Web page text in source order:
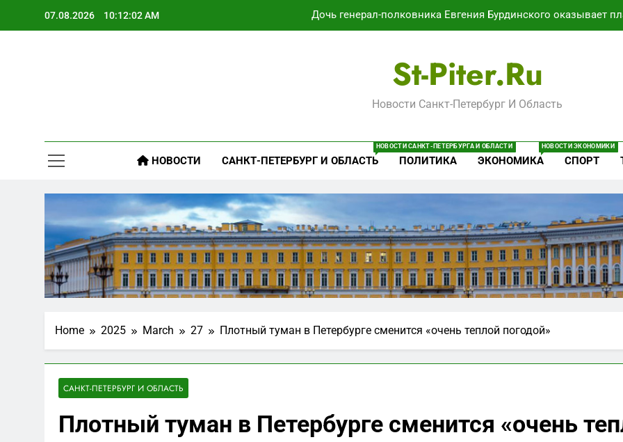
07.08.2026 10:12:03 AM
Дочь генерал-полковника Евгения Бурдинского оказывает
Путёвки есть – мест нет:
Минпромторг потребовал данные о складах с военной
В Воронеже участников СВО берут на
Путёвки есть – мест нет:
St-Piter.ru
Новости Санкт-Петербург И Область
НОВОСТИ САНКТ-ПЕТЕРБУРГ И ОБЛАСТЬ
НОВОСТИ САНКТ-ПЕТЕРБУРГА И ОБЛАСТИ
ПОЛИТИКА ЭКОНОМИКА
НОВОСТИ ЭКОНОМИКИ
СПОРТ
Home 2025 March 27 Плотный туман в Петербурге сменится «очень теплой погодой»
САНКТ-ПЕТЕРБУРГ И ОБЛАСТЬ
Плотный туман в Петербурге сменится «очень